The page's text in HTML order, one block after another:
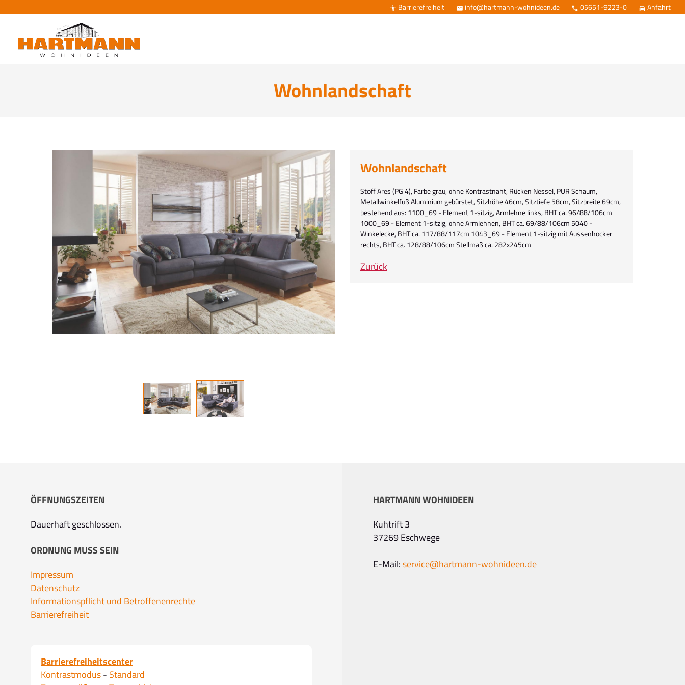
 Barrierefreiheit  info@hartmann-wohnideen.de  05651-9223-0  Anfahrt
Wohnlandschaft
Wohnlandschaft
Stoff Ares (PG 4), Farbe grau, ohne Kontrastnaht, Rücken Nessel, PUR Schaum,
Metallwinkelfuß Aluminium gebürstet, Sitzhöhe 46cm, Sitztiefe 58cm, Sitzbreite 69cm,
bestehend aus: 1100_69 - Element 1-sitzig, Armlehne links, BHT ca. 96/88/106cm
1000_69 - Element 1-sitzig, ohne Armlehnen, BHT ca. 69/88/106cm 5040 -
Winkelecke, BHT ca. 117/88/117cm 1043_69 - Element 1-sitzig mit Aussenhocker
rechts, BHT ca. 128/88/106cm Stellmaß ca. 282x245cm
Zurück
ÖFFNUNGSZEITEN
Dauerhaft geschlossen.
ORDNUNG MUSS SEIN
Impressum
Datenschutz
Informationspflicht und Betroffenenrechte
Barrierefreiheit
Barrierefreiheitscenter
Kontrastmodus- Standard
HARTMANN WOHNIDEEN
Kuhtrift 3
37269 Eschwege
E-Mail:service@hartmann-wohnideen.de